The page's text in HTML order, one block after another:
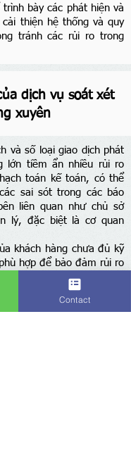
bày các phát hiện và
cải thiện hệ thống và quy
tránh các rủi ro trong
dịch vụ soát xét
xuyên
và số loại giao dịch phát
lớn tiềm ẩn nhiều rủi ro
toán kế toán, có thể
sai sót trong các báo
liên quan như chủ sở
lý, đặc biệt là cơ quan
khách hàng chưa đủ kỹ
hợp để bảo đảm rủi ro
thêm thủ tục kiểm soát
ép cho bộ phận kế toán
Contact